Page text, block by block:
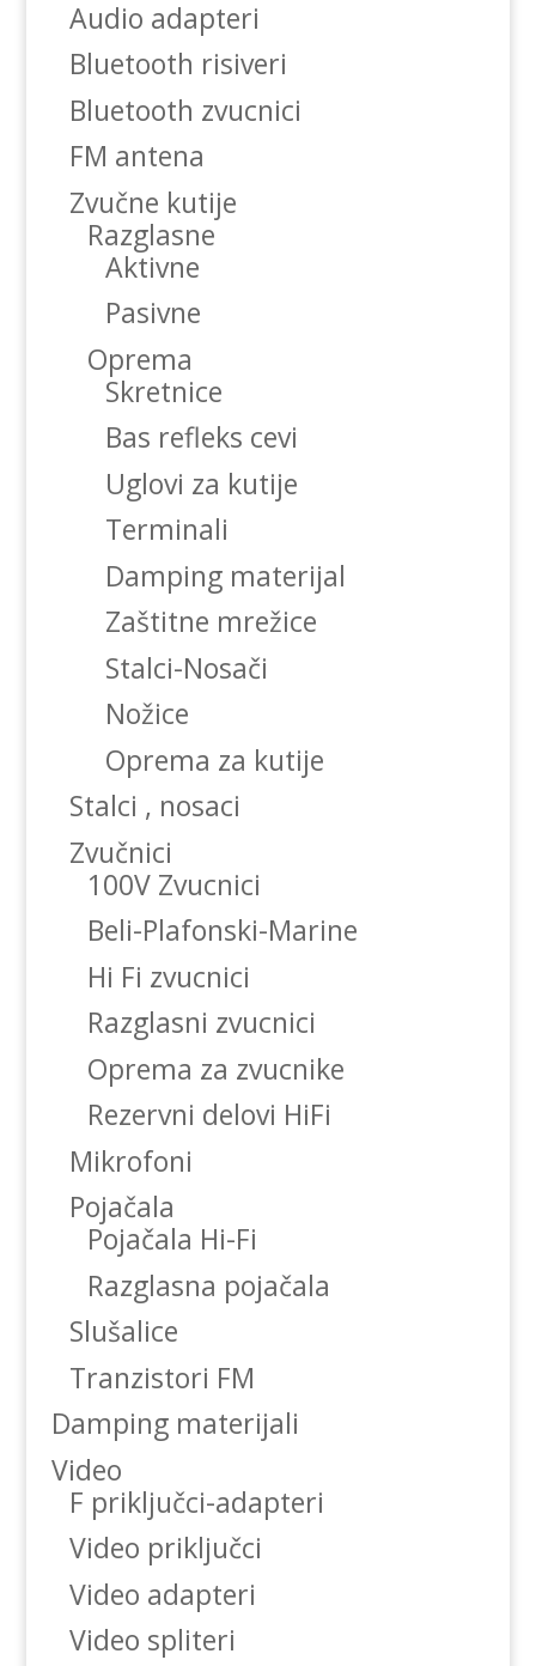
Audio adapteri
Bluetooth risiveri
Bluetooth zvucnici
FM antena
Zvučne kutije
Razglasne
Aktivne
Pasivne
Oprema
Skretnice
Bas refleks cevi
Uglovi za kutije
Terminali
Damping materijal
Zaštitne mrežice
Stalci-Nosači
Nožice
Oprema za kutije
Stalci , nosaci
Zvučnici
100V Zvucnici
Beli-Plafonski-Marine
Hi Fi zvucnici
Razglasni zvucnici
Oprema za zvucnike
Rezervni delovi HiFi
Mikrofoni
Pojačala
Pojačala Hi-Fi
Razglasna pojačala
Slušalice
Tranzistori FM
Damping materijali
Video
F priključci-adapteri
Video priključci
Video adapteri
Video spliteri